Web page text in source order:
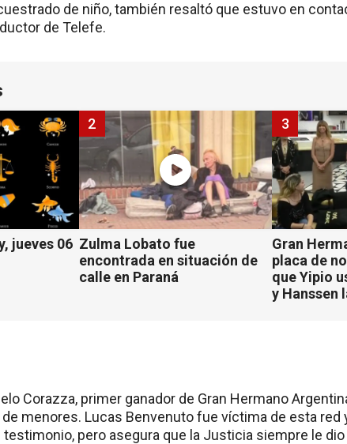
de niño, también resaltó que estuvo en
de Telefe.
jueves 06 Zulma Lobato fue
encontrada en situación de
calle en Paraná
2
Gran
placa de
que Yipio
y Hanssen
3
Corazza, primer ganador de Gran Hermano
menores. Lucas Benvenuto fue víctima de esta red
pero asegura que la Justicia siempre le dio